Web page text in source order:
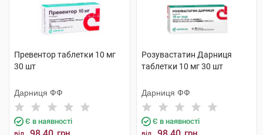
Превентор таблетки 10 мг
30 шт
Дарниця ФФ
Є в наявності
Розувастатин Дарниця
таблетки 10 мг 30 шт
Дарниця ФФ
Є в наявності